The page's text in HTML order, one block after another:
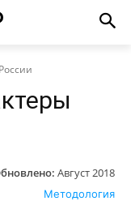
Август 2018
Методология